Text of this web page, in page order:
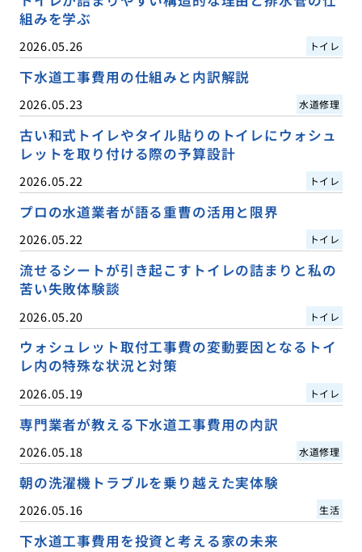
組みを学ぶ
2026.05.26 トイレ
下水道工事費用の仕組みと内訳解説
2026.05.23 水道修理
古い和式トイレやタイル貼りのトイレにウォシュ
レットを取り付ける際の予算設計
2026.05.22 トイレ
プロの水道業者が語る重曹の活用と限界
2026.05.22 トイレ
流せるシートが引き起こすトイレの詰まりと私の
苦い失敗体験談
2026.05.20 トイレ
ウォシュレット取付工事費の変動要因となるトイ
レ内の特殊な状況と対策
2026.05.19 トイレ
専門業者が教える下水道工事費用の内訳
2026.05.18 水道修理
朝の洗濯機トラブルを乗り越えた実体験
2026.05.16 生活
下水道工事費用を投資と考える家の未来